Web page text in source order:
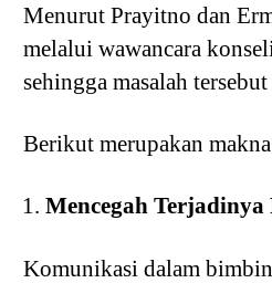
Menurut Prayitno dan
melalui wawancara
sehingga masalah
Berikut merupakan
Mencegah Terjadinya
Komunikasi dalam